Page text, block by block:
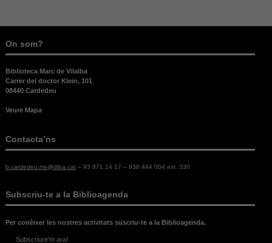
On som?
Biblioteca Marc de Vilalba
Carrer del doctor Klein, 101
08440 Cardedeu
Veure Mapa
Contacta’ns
b.cardedeu.mv@diba.cat– 93 871 14 17 – 938 444 004 ext. 330
Subscriu-te a la Biblioagenda
Per conèixer les nostres activitats suscriu-te a la Biblioagenda.
Subscriure'm ara!
web funcioni
funcionalitat
desapareixerà